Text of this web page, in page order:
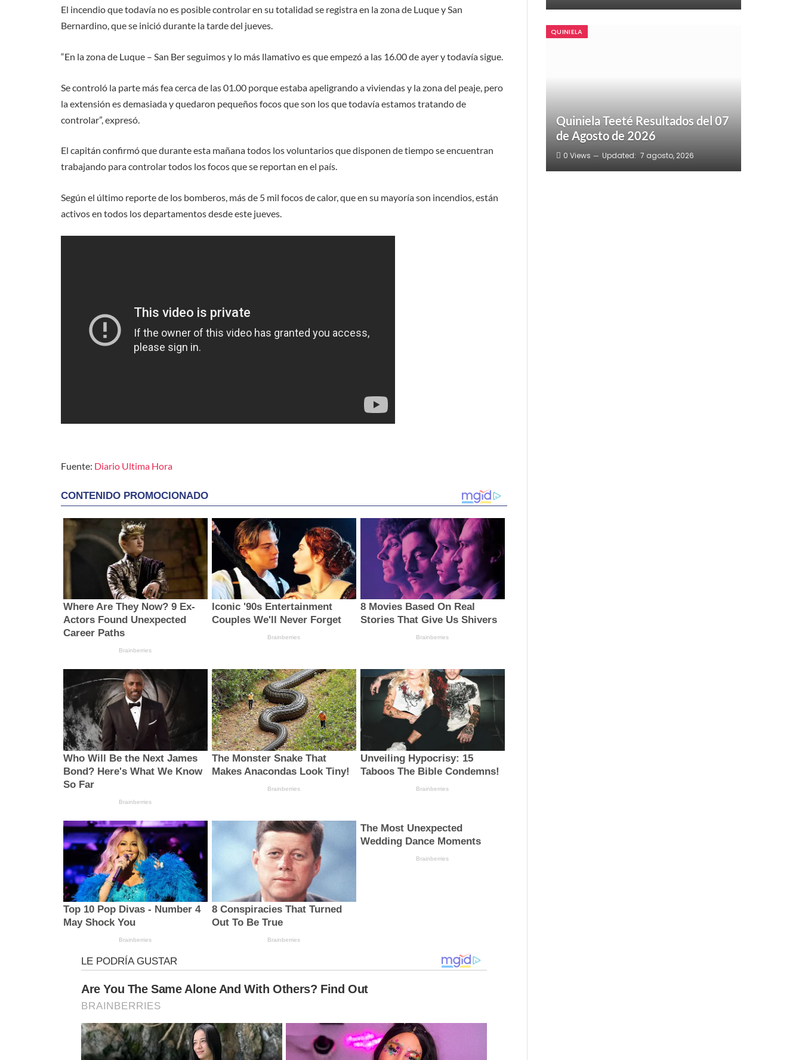
El incendio que todavía no es posible controlar en su totalidad se registra en la zona de Luque y San
Bernardino, que se inició durante la tarde del jueves.
“En la zona de Luque – San Ber seguimos y lo más llamativo es que empezó a las 16.00 de ayer y todavía sigue.
Se controló la parte más fea cerca de las 01.00 porque estaba apeligrando a viviendas y la zona del peaje, pero
la extensión es demasiada y quedaron pequeños focos que son los que todavía estamos tratando de
controlar”, expresó.
El capitán confirmó que durante esta mañana todos los voluntarios que disponen de tiempo se encuentran
trabajando para controlar todos los focos que se reportan en el país.
Según el último reporte de los bomberos, más de 5 mil focos de calor, que en su mayoría son incendios, están
activos en todos los departamentos desde este jueves.
Fuente: Diario Ultima Hora
QUINIELA
Quiniela Teeté Resultados del 07
de Agosto de 2026
0 Views Updated: 7 agosto, 2026